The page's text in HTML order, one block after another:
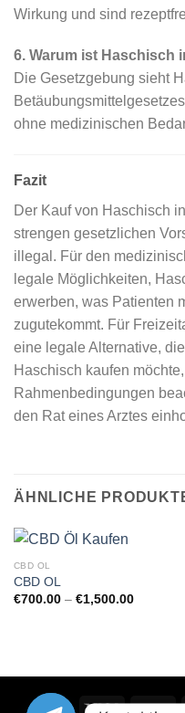
Wirkung und sind
6. Warum ist Haschisch
Die Gesetzgebung sieht
ohne medizinischen
Fazit
Der Kauf von Haschisch
strengen gesetzlichen
illegal. Für den
legale Möglichkeiten,
erwerben, was Patienten
zugutekommt. Für
eine legale Alternative,
Haschisch kaufen
Rahmenbedingungen
den Rat eines Arztes
ÄHNLICHE
CBD OL
CBD OL
€700.00 – €1,500.00